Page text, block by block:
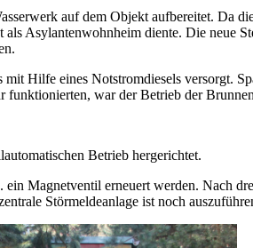
auf dem Objekt aufbereitet. Da
Asylantenwohnheim diente. Die neue
Hilfe eines Notstromdiesels versorgt.
war der Betrieb der
Betrieb hergerichtet.
Magnetventil erneuert werden. Nach
Störmeldeanlage ist noch